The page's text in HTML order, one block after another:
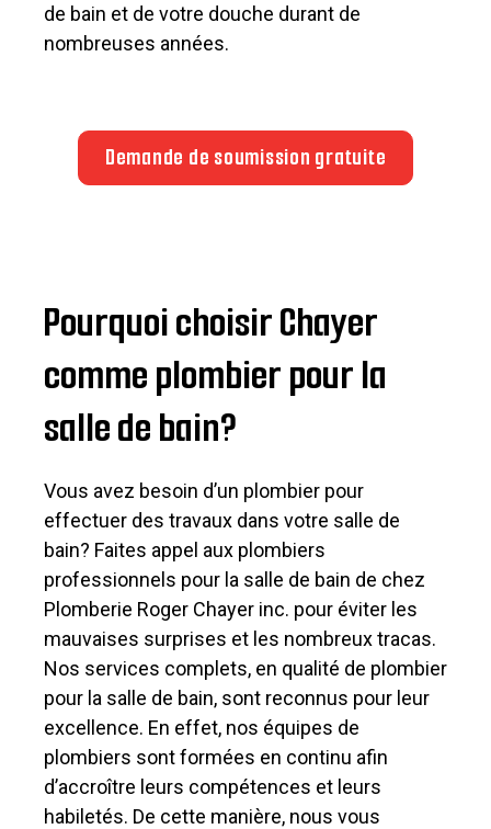
de bain et de votre douche durant de
nombreuses années.
Demande de soumission gratuite
Pourquoi choisir Chayer
comme plombier pour la
salle de bain?
Vous avez besoin d’un plombier pour
effectuer des travaux dans votre salle de
bain? Faites appel aux plombiers
professionnels pour la salle de bain de chez
Plomberie Roger Chayer inc. pour éviter les
mauvaises surprises et les nombreux tracas.
Nos services complets, en qualité de plombier
pour la salle de bain, sont reconnus pour leur
excellence. En effet, nos équipes de
plombiers sont formées en continu afin
d’accroître leurs compétences et leurs
habiletés. De cette manière, nous vous